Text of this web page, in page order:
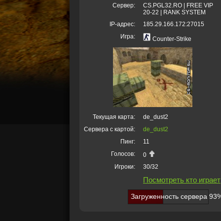
Сервер:
CS.PGL32.RO | FREE VIP
20-22 | RANK SYSTEM
IP-адрес:
185.29.166.172:27015
Игра:
Counter-Strike
Текущая карта:
de_dust2
Сервера с картой:
de_dust2
Пинг:
11
Голосов:
0
Игроки:
30/32
Посмотреть кто играет
Загруженность сервера